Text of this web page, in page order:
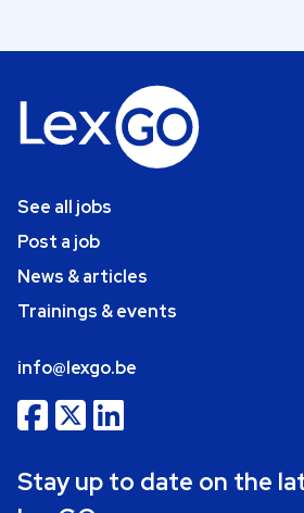
See all jobs
Post a job
News & articles
Trainings & events
info@lexgo.be
Stay up to date on the